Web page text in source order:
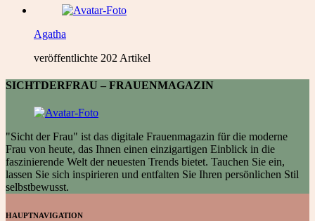
Agatha
veröffentlichte 202 Artikel
SICHTDERFRAU – FRAUENMAGAZIN
"Sicht der Frau" ist das digitale Frauenmagazin für die moderne
Frau von heute, das Ihnen einen einzigartigen Einblick in die
faszinierende Welt der neuesten Trends bietet. Tauchen Sie ein,
lassen Sie sich inspirieren und entfalten Sie Ihren persönlichen Stil
selbstbewusst.
HAUPTNAVIGATION